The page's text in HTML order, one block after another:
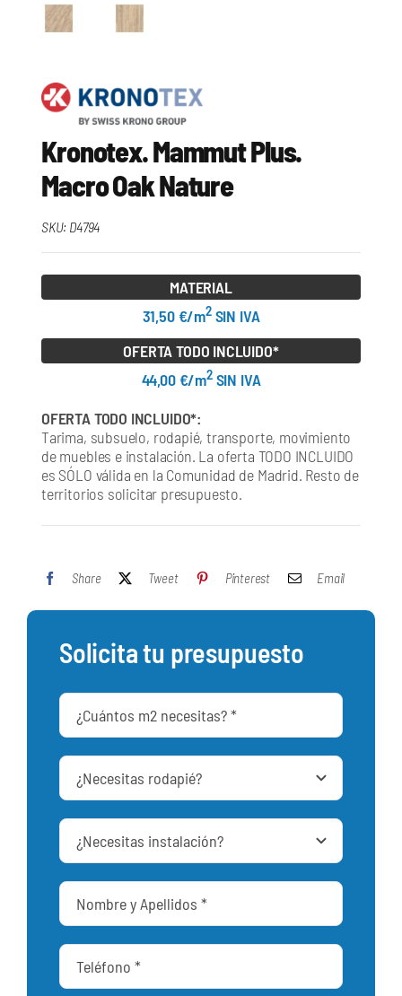
Kronotex. Mammut Plus.
Macro Oak Nature
SKU: D4794
MATERIAL
31,50 €/m2SIN IVA
OFERTA TODO INCLUIDO*
44,00 €/m2SIN IVA
OFERTA TODO INCLUIDO*:
Tarima, subsuelo, rodapié, transporte, movimiento
de muebles e instalación. La oferta TODO INCLUIDO
es SÓLO válida en la Comunidad de Madrid. Resto de
territorios solicitar presupuesto.
Share Tweet Pinterest Email
Solicita tu presupuesto